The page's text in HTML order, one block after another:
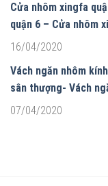
Cửa nhôm xingfa
quận 6 – Cửa nhôm
16/04/2020
Vách ngăn nhôm
sân thượng- Vách
07/04/2020